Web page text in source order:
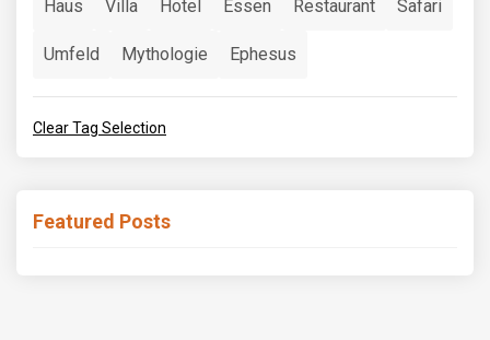
Haus Villa Hotel Essen Restaurant Safari
Umfeld Mythologie Ephesus
Clear Tag Selection
Featured Posts